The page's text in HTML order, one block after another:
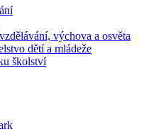
výchova a osvěta
dětí a mládeže
školství